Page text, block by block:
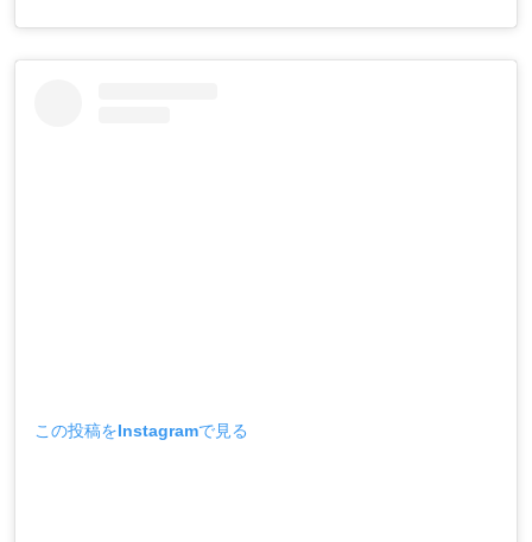
この投稿をInstagramで見る